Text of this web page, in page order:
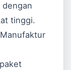
tinggi.